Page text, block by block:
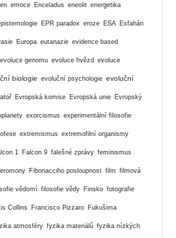
emoce Enceladus eneolit energetika
EPR paradox eroze ESA Esfahán
Europa eutanazie evidence based
evoluce genomu evoluce hvězd evoluce
biologie evoluční psychologie evoluční
Evropská komise Evropská unie Evropský
exorcismus experimentální filosofie
extremismus extremofilní organismy
1 Falcon 9 falešné zprávy feminismus
Fibonacciho posloupnost film filmová
vědomí filosofie vědy Finsko fotografie
Collins Francisco Pizzaro Fukušima
atmosféry fyzika materiálů fyzika nízkých